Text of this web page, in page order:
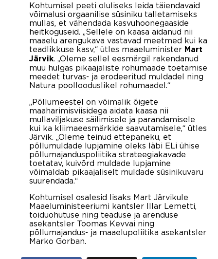
Kohtumisel peeti oluliseks leida täiendavaid
võimalusi orgaanilise süsiniku talletamiseks
mullas, et vähendada kasvuhoonegaaside
heitkoguseid. „Sellele on kaasa aidanud nii
maaelu arengukava vastavad meetmed kui ka
teadlikkuse kasv,“ ütles maaeluminister Mart
Järvik. „Oleme sellel eesmärgil rakendanud
muu hulgas pikaajaliste rohumaade toetamise
meedet turvas- ja erodeeritud muldadel ning
Natura poollooduslikel rohumaadel.“
„Põllumeestel on võimalik õigete
maaharimisviisidega aidata kaasa nii
mullaviljakuse säilimisele ja parandamisele
kui ka kliimaeesmärkide saavutamisele,“ ütles
Järvik. „Oleme teinud ettepaneku, et
põllumuldade lupjamine oleks läbi ELi ühise
põllumajanduspoliitika strateegiakavade
toetatav, kuivõrd muldade lupjamine
võimaldab pikaajaliselt muldade süsinikuvaru
suurendada.“
Kohtumisel osalesid lisaks Mart Järvikule
Maaeluministeeriumi kantsler Illar Lemetti,
toiduohutuse ning teaduse ja arenduse
asekantsler Toomas Kevvai ning
põllumajandus- ja maaelupoliitika asekantsler
Marko Gorban.